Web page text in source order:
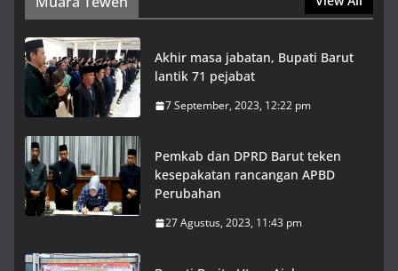
Akhir masa jabatan, Bupati Barut
lantik 71 pejabat
7 September, 2023, 12:22 pm
Pemkab dan DPRD Barut teken
kesepakatan rancangan APBD
Perubahan
27 Agustus, 2023, 11:43 pm